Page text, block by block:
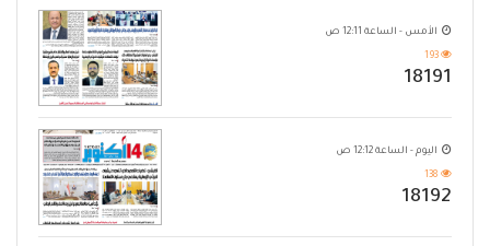
الأمس - الساعة 12:11 ص
193
18191
اليوم - الساعة 12:12 ص
138
18192